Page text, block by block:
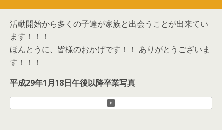
活動開始から多くの子達が家族と出会うことが出来てい
ます！！！
ほんとうに、皆様のおかげです！！ ありがとうございま
す！！！
平成29年1月18日午後以降卒業写真